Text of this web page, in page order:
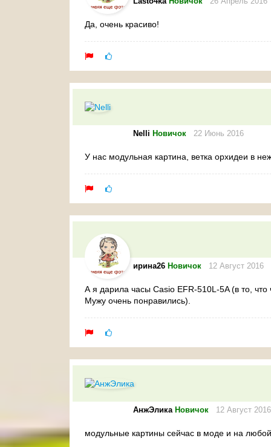
Да, очень красиво!
Nelli Новичок 22 Июнь 2016
У нас модульная картина, ветка орхидеи в
ирина26 Новичок 12 Август 2016
А я дарила часы Casio EFR-510L-5A(в то,
Мужу очень понравились).
АнжЭлика Новичок 12 Август 2016
модульные картины сейчас в моде и на любой